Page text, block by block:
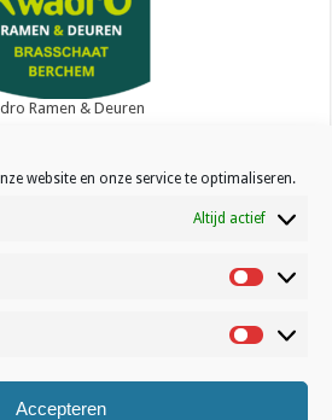
website en onze service te optimaliseren.
Altijd actief
Statistisch
Accepteren
Ramen & Deuren